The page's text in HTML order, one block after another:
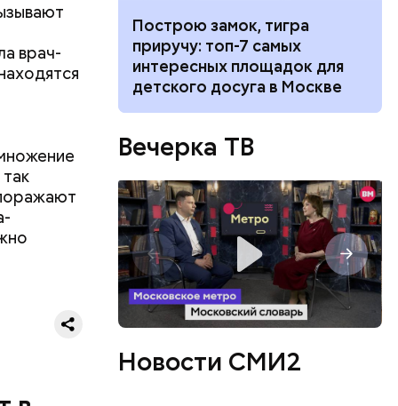
врач-
не
двух
все: почему
из
Построю замок, тигра
приручу: топ-7 самых
интересных площадок для
детского досуга в Москве
Вечерка ТВ
Новости СМИ2